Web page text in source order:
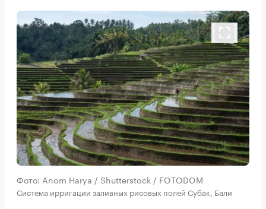
Фото: Anom Harya / Shutterstock / FOTODOM
Система ирригации заливных рисовых полей Субак, Бали